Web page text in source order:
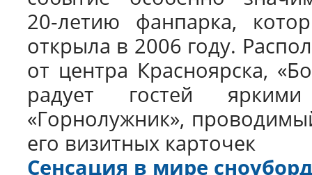
20‑летию фанпарка,
открыла в 2006 году.
от центра Красноярска,
радует гостей
«Горнолужник»,
его визитных карточек
Сенсация в мире